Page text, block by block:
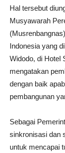
Hal tersebut
Musyawarah
Indonesia yang
Widodo, di Hotel
mengatakan
dengan baik
pembangunan
Sebagai
sinkronisasi dan
untuk mencapai